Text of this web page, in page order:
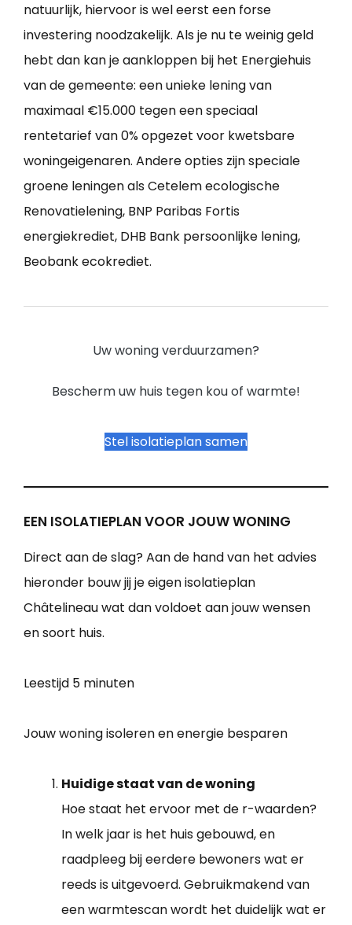
natuurlijk, hiervoor is wel eerst een forse
investering noodzakelijk. Als je nu te weinig geld
hebt dan kan je aankloppen bij het Energiehuis
van de gemeente: een unieke lening van
maximaal €15.000 tegen een speciaal
rentetarief van 0% opgezet voor kwetsbare
woningeigenaren. Andere opties zijn speciale
groene leningen als Cetelem ecologische
Renovatielening, BNP Paribas Fortis
energiekrediet, DHB Bank persoonlijke lening,
Beobank ecokrediet.
Uw woning verduurzamen?
Bescherm uw huis tegen kou of warmte!
Stel isolatieplan samen
EEN ISOLATIEPLAN VOOR JOUW WONING
Direct aan de slag? Aan de hand van het advies
hieronder bouw jij je eigen isolatieplan
Châtelineau wat dan voldoet aan jouw wensen
en soort huis.
Leestijd 5 minuten
Jouw woning isoleren en energie besparen
Huidige staat van de woning
Hoe staat het ervoor met de r-waarden?
In welk jaar is het huis gebouwd, en
raadpleeg bij eerdere bewoners wat er
reeds is uitgevoerd. Gebruikmakend van
een warmtescan wordt het duidelijk wat er